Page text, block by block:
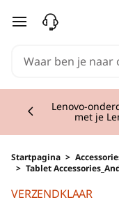
Ga naar de
Lenovo-
met je
Startpagina >
> Tablet
VERZENDKLAAR